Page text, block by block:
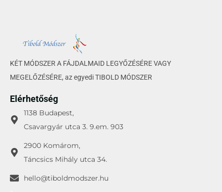
KÉT MÓDSZER A FÁJDALMAID LEGYŐZÉSÉRE VAGY
MEGELŐZÉSÉRE, az egyedi TIBOLD MÓDSZER
Elérhetőség
1138 Budapest,
Csavargyár utca 3. 9.em. 903
2900 Komárom,
Táncsics Mihály utca 34.
hello@tiboldmodszer.hu